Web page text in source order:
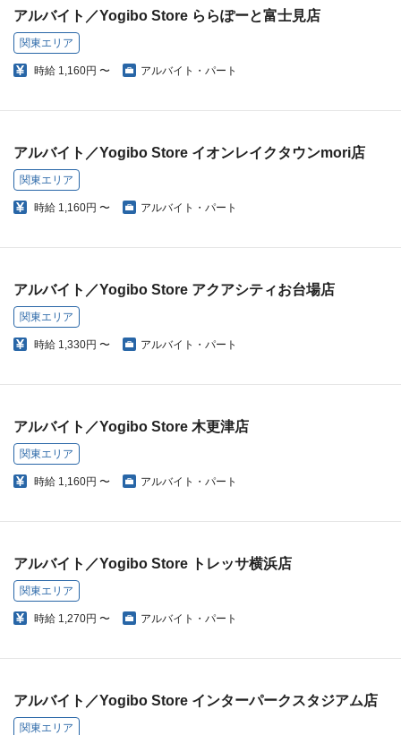
アルバイト／Yogibo Store ららぽーと富士見店
関東エリア
時給 1,160円 〜 アルバイト・パート
アルバイト／Yogibo Store イオンレイクタウンmori店
関東エリア
時給 1,160円 〜 アルバイト・パート
アルバイト／Yogibo Store アクアシティお台場店
関東エリア
時給 1,330円 〜 アルバイト・パート
アルバイト／Yogibo Store 木更津店
関東エリア
時給 1,160円 〜 アルバイト・パート
アルバイト／Yogibo Store トレッサ横浜店
関東エリア
時給 1,270円 〜 アルバイト・パート
アルバイト／Yogibo Store インターパークスタジアム店
関東エリア